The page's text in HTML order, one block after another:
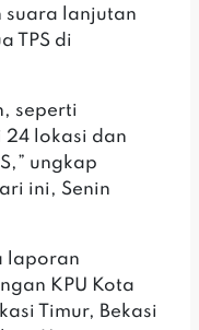
suara lanjutan
TPS di
seperti
24 lokasi dan
ungkap
ini, Senin
laporan
KPU Kota
Timur, Bekasi